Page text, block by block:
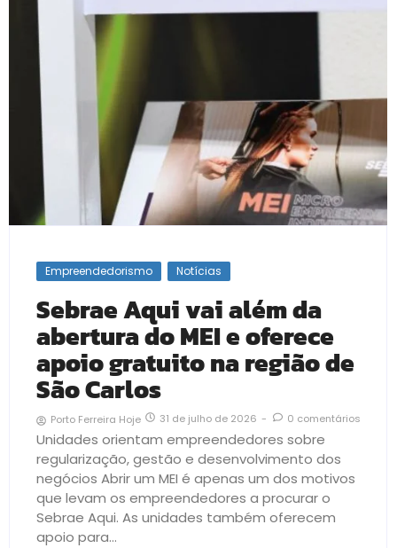
Empreendedorismo Notícias
Sebrae Aqui vai além da
abertura do MEI e oferece
apoio gratuito na região de
São Carlos
Porto Ferreira Hoje 31 de julho de 2026 - 0 comentários
Unidades orientam empreendedores sobre
regularização, gestão e desenvolvimento dos
negócios Abrir um MEI é apenas um dos motivos
que levam os empreendedores a procurar o
Sebrae Aqui. As unidades também oferecem
apoio para...